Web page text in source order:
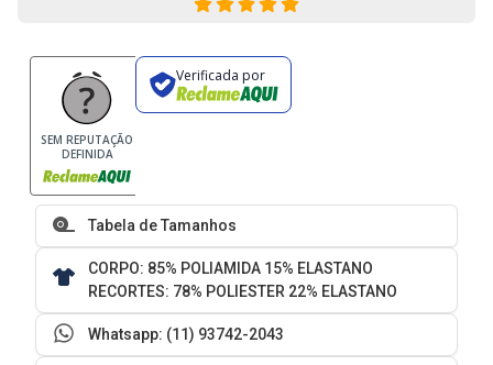
SEM REPUTAÇÃO
DEFINIDA
Verificada por
Tabela de Tamanhos
CORPO: 85% POLIAMIDA 15% ELASTANO
RECORTES: 78% POLIESTER 22% ELASTANO
Whatsapp: (11) 93742-2043